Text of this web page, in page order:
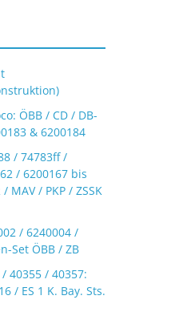
ÖBB / CD / DB-
& 6200184
/ 74783ff /
/ 6200167 bis
MAV / PKP / ZSSK
/ 6240004 /
Set ÖBB / ZB
40355 / 40357:
/ ES 1 K. Bay. Sts.